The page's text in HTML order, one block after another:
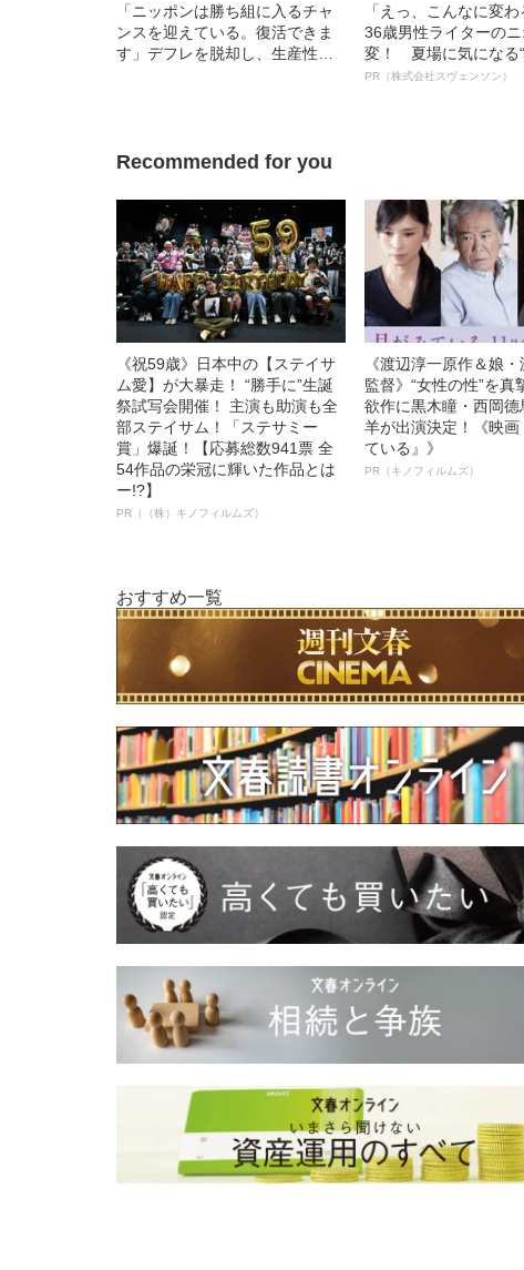
「ニッポンは勝ち組に入るチャ
ンスを迎えている。復活できま
す」デフレを脱却し、生産性の
「えっ、こんなに変わ
36歳男性ライターの
変！ 夏場に気になる“
オイ”や“ベタつき”を解
PR（株式会社スヴェンソン）
Recommended for you
《祝59歳》日本中の【ステイサ
ム愛】が大暴走！ “勝手に”生誕
祭試写会開催！ 主演も助演も全
部ステイサム！「ステサミー
賞」爆誕！【応募総数941票 全
54作品の栄冠に輝いた作品とは
ー!?】
PR（（株）キノフィルムズ）
《渡辺淳一原作＆娘
監督》“女性の性”を真
欲作に黒木瞳・西岡德
羊が出演決定！《映画
ている』》
PR（キノフィルムズ）
おすすめ一覧